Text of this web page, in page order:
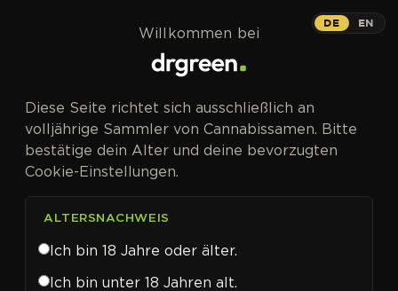
CANNABISSAMEN VON DR KRIPPLING KAUFEN
Dr Krippling
DE EN
Willkommen bei
Diese Seite richtet sich ausschließlich an
volljährige Sammler von Cannabissamen. Bitte
bestätige dein Alter und deine bevorzugten
Cookie-Einstellungen.
ALTERSNACHWEIS
Ich bin 18 Jahre oder älter.
Ich bin unter 18 Jahren alt.